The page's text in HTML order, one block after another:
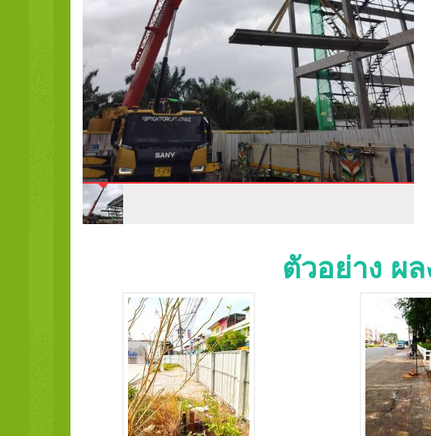
ตัวอย่าง ผ